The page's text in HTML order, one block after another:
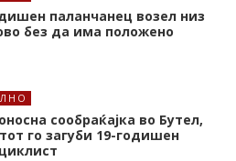
паланчанец возел низ
без да има положено
сообраќајка во Бутел,
го загуби 19-годишен